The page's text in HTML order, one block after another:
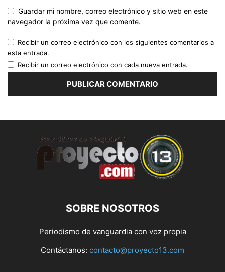
Guardar mi nombre, correo electrónico y sitio web en este
navegador la próxima vez que comente.
Recibir un correo electrónico con los siguientes comentarios a
esta entrada.
Recibir un correo electrónico con cada nueva entrada.
SOBRE NOSOTROS
Periodismo de vanguardia con voz propia
Contáctanos: contacto@proyecto13.com